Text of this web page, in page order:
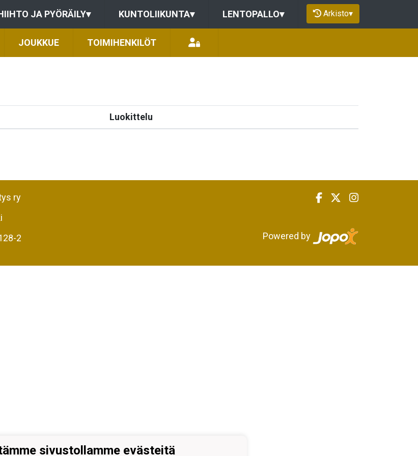
JA PYÖRÄILY▾ KUNTOLIIKUNTA▾ LENTOPALLO▾ Arkisto▾
JOUKKUE TOIMIHENKILÖT
Luokittelu
ry
2
Powered by
sivustollamme evästeitä